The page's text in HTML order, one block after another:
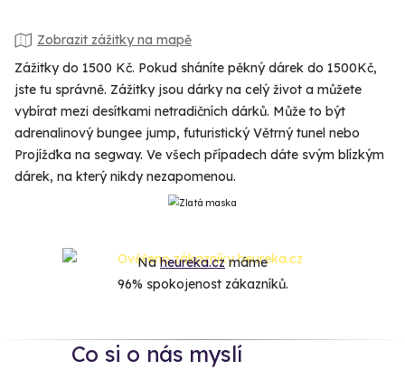
Zobrazit zážitky na mapě
Zážitky do 1500 Kč. Pokud sháníte pěkný dárek do 1500Kč,
jste tu správně. Zážitky jsou dárky na celý život a můžete
vybírat mezi desítkami netradičních dárků. Může to být
adrenalinový bungee jump, futuristický Větrný tunel nebo
Projížďka na segway. Ve všech případech dáte svým blízkým
dárek, na který nikdy nezapomenou.
Naheureka.czmáme
96% spokojenost zákazníků.
Co si o nás myslí